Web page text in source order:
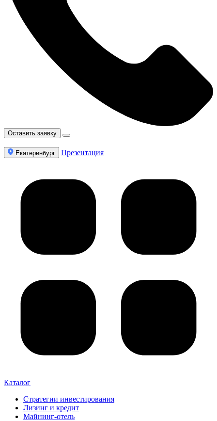
Оставить заявку
Екатеринбург Презентация
Каталог
Стратегии инвестирования
Лизинг и кредит
Майнинг-отель